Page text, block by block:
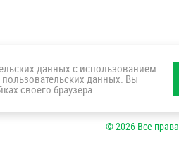
© 2026 Все
данных с использованием
данных . Вы
своего браузера.